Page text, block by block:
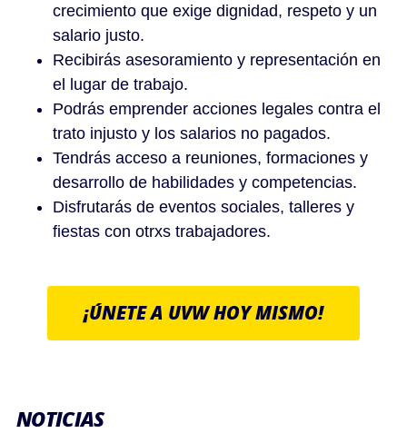
crecimiento que exige dignidad, respeto y un
salario justo.
Recibirás asesoramiento y representación en
el lugar de trabajo.
Podrás emprender acciones legales contra el
trato injusto y los salarios no pagados.
Tendrás acceso a reuniones, formaciones y
desarrollo de habilidades y competencias.
Disfrutarás de eventos sociales, talleres y
fiestas con otrxs trabajadores.
¡ÚNETE A UVW HOY MISMO!
NOTICIAS